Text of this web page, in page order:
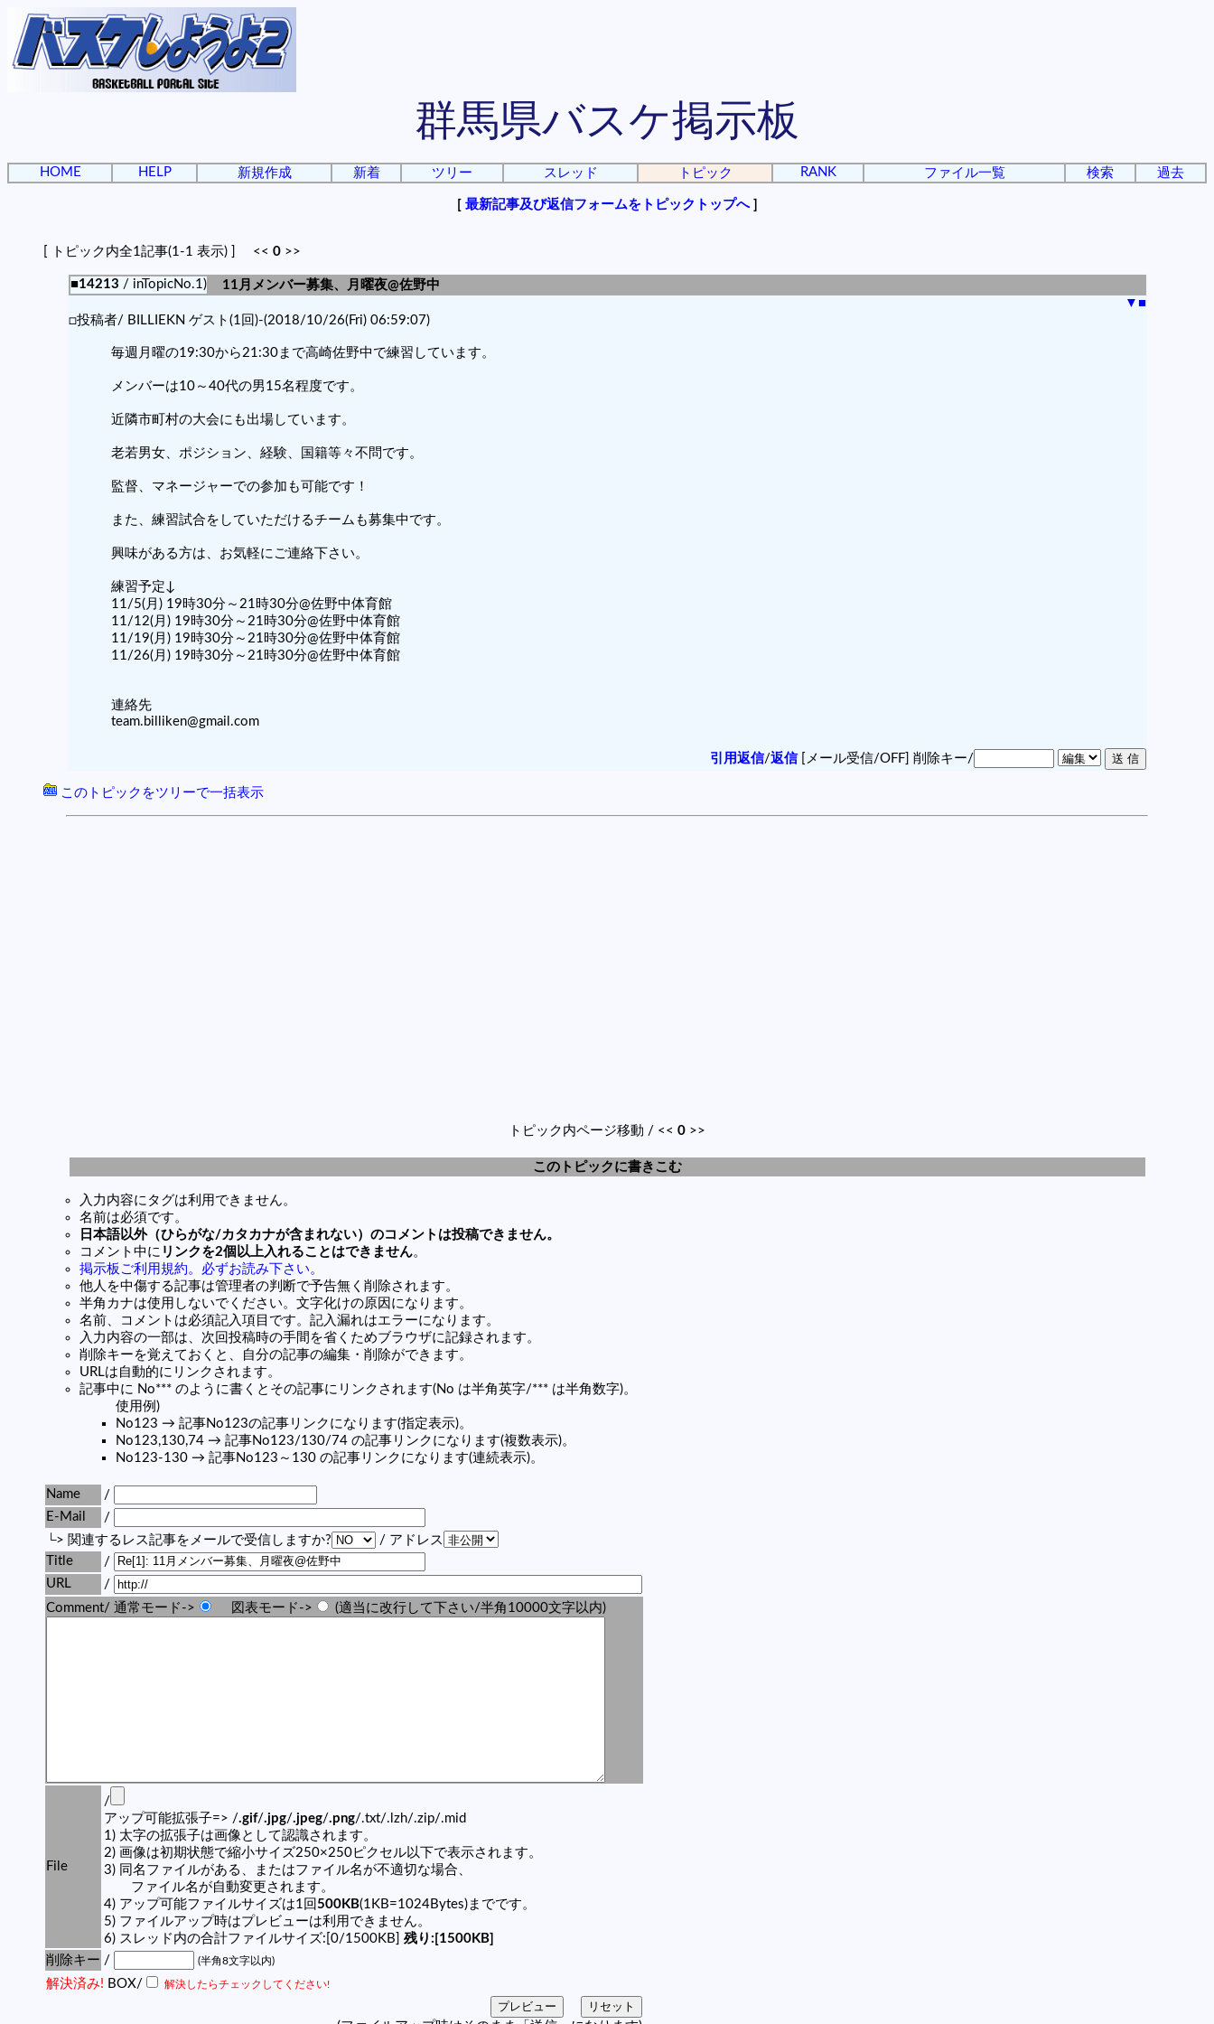
群馬県バスケ掲示板
HOME HELP 新規作成 新着 ツリー スレッド トピック RANK ファイル一覧 検索 過去
[ 最新記事及び返信フォームをトピックトップへ]
[ トピック内全1記事(1-1 表示) ] << 0 >>
■14213 / inTopicNo.1)
11月メンバー募集、月曜夜@佐野中
▼ ■
□投稿者/ BILLIEKN ゲスト(1回)-(2018/10/26(Fri) 06:59:07)
毎週月曜の19:30から21:30まで高崎佐野中で練習しています。
メンバーは10～40代の男15名程度です。
近隣市町村の大会にも出場しています。
老若男女、ポジション、経験、国籍等々不問です。
監督、マネージャーでの参加も可能です！
また、練習試合をしていただけるチームも募集中です。
興味がある方は、お気軽にご連絡下さい。
練習予定↓
11/5(月) 19時30分～21時30分@佐野中体育館
11/12(月) 19時30分～21時30分@佐野中体育館
11/19(月) 19時30分～21時30分@佐野中体育館
11/26(月) 19時30分～21時30分@佐野中体育館
連絡先
team.billiken@gmail.com
引用返信/返信[メール受信/OFF] 削除キー/
このトピックをツリーで一括表示
トピック内ページ移動 / << 0 >>
このトピックに書きこむ
入力内容にタグは利用できません。
名前は必須です。
日本語以外（ひらがな/カタカナが含まれない）のコメントは投稿できません。
コメント中に リンクを2個以上入れることはできません。
掲示板ご利用規約。必ずお読み下さい。
他人を中傷する記事は管理者の判断で予告無く削除されます。
半角カナは使用しないでください。文字化けの原因になります。
名前、コメントは必須記入項目です。記入漏れはエラーになります。
入力内容の一部は、次回投稿時の手間を省くためブラウザに記録されます。
削除キーを覚えておくと、自分の記事の編集・削除ができます。
URLは自動的にリンクされます。
記事中に No*** のように書くとその記事にリンクされます(No は半角英字/*** は半角数字)。
使用例)
No123 → 記事No123の記事リンクになります(指定表示)。
No123,130,74 → 記事No123/130/74 の記事リンクになります(複数表示)。
No123-130 → 記事No123～130 の記事リンクになります(連続表示)。
Name
/
E-Mail
/
└> 関連するレス記事をメールで受信しますか?
/ アドレス
Title
/
URL
/
Comment/ 通常モード->
図表モード-> (適当に改行して下さい/半角10000文字以内)
File
/
アップ可能拡張子=> /.gif/.jpg/.jpeg/.png/.txt/.lzh/.zip/.mid
1) 太字の拡張子は画像として認識されます。
2) 画像は初期状態で縮小サイズ250×250ピクセル以下で表示されます。
3) 同名ファイルがある、またはファイル名が不適切な場合、
ファイル名が自動変更されます。
4) アップ可能ファイルサイズは1回 500KB(1KB=1024Bytes)までです。
5) ファイルアップ時はプレビューは利用できません。
6) スレッド内の合計ファイルサイズ:[0/1500KB] 残り:[1500KB]
削除キー / (半角8文字以内)
解決済み! BOX/ 解決したらチェックしてください!